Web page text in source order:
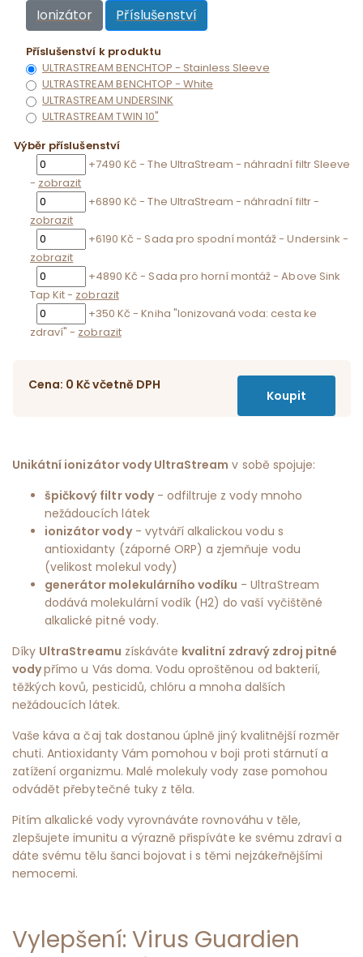
Ionizátor Příslušenství
Příslušenství k produktu
ULTRASTREAM BENCHTOP - Stainless Sleeve
ULTRASTREAM BENCHTOP - White
ULTRASTREAM UNDERSINK
ULTRASTREAM TWIN 10"
Výběr příslušenství
+7490 Kč - The UltraStream - náhradní filtr Sleeve
- zobrazit
+6890 Kč - The UltraStream - náhradní filtr -
zobrazit
+6190 Kč - Sada pro spodní montáž - Undersink -
zobrazit
+4890 Kč - Sada pro horní montáž - Above Sink
Tap Kit - zobrazit
+350 Kč - Kniha "Ionizovaná voda: cesta ke
zdraví" - zobrazit
Cena: 0 Kčvčetně DPH
Unikátní ionizátor vody UltraStream v sobě spojuje:
špičkový filtr vody- odfiltruje z vody mnoho
nežádoucích látek
ionizátor vody- vytváří alkalickou vodu s
antioxidanty (záporné ORP) a zjemňuje vodu
(velikost molekul vody)
generátor molekulárního vodíku - UltraStream
dodává molekulární vodík (H2) do vaší vyčištěné
alkalické pitné vody.
Díky UltraStreamu získáváte kvalitní zdravý zdroj pitné
vodypřímo u Vás doma. Vodu oproštěnou od bakterií,
těžkých kovů, pesticidů, chlóru a mnoha dalších
nežádoucích látek.
Vaše káva a čaj tak dostanou úplně jiný kvalitnější rozměr
chuti. Antioxidanty Vám pomohou v boji proti stárnutí a
zatížení organizmu. Malé molekuly vody zase pomohou
odvádět přebytečné tuky z těla.
Pitím alkalické vody vyrovnáváte rovnováhu v těle,
zlepšujete imunitu a výrazně přispíváte ke svému zdraví a
dáte svému tělu šanci bojovat i s těmi nejzákeřnějšími
nemocemi.
Vylepšení: Virus Guardien